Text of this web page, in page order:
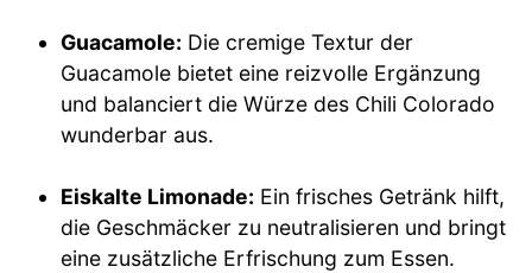
Guacamole: Die cremige Textur der
Guacamole bietet eine reizvolle Ergänzung
und balanciert die Würze des Chili Colorado
wunderbar aus.
Eiskalte Limonade: Ein frisches Getränk hilft,
die Geschmäcker zu neutralisieren und bringt
eine zusätzliche Erfrischung zum Essen.